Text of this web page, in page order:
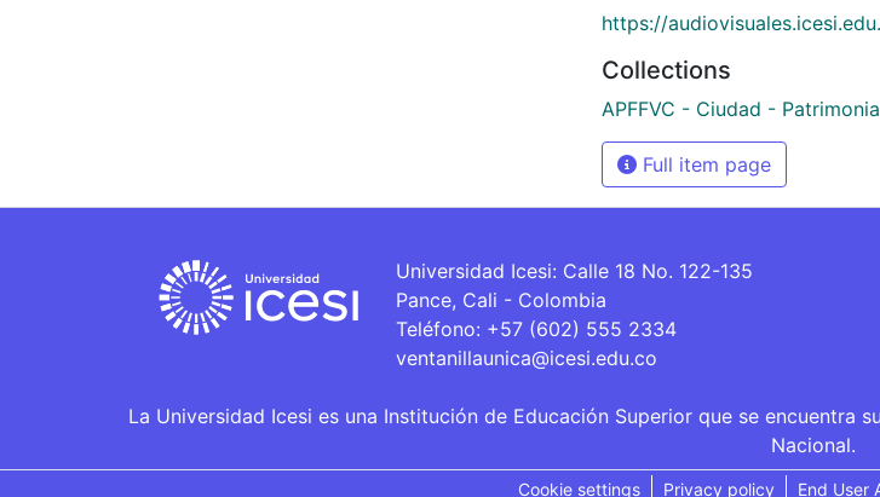
https://
Collections
APFFVC - Ciudad -
Full item page
Universidad Icesi: Calle 18 No. 122-135
Pance, Cali - Colombia
Teléfono: +57 (602) 555 2334
ventanillaunica@icesi.edu.co
La Universidad Icesi es una Institución de Educación Superior que se encuentra
Nacional.
Cookie settings Privacy policy End User